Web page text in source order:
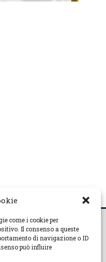
come i cookie per
Il consenso a queste
di navigazione o ID
può influire
alcuna
7.3.2001